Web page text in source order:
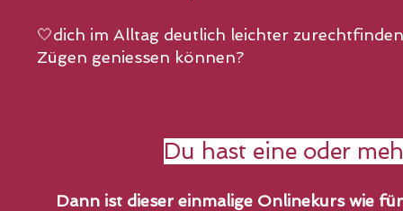
🤍dich im Alltag deutlich leichter
Zügen geniessen können?
Du hast eine oder
Dann ist dieser einmalige Onlinekurs wie